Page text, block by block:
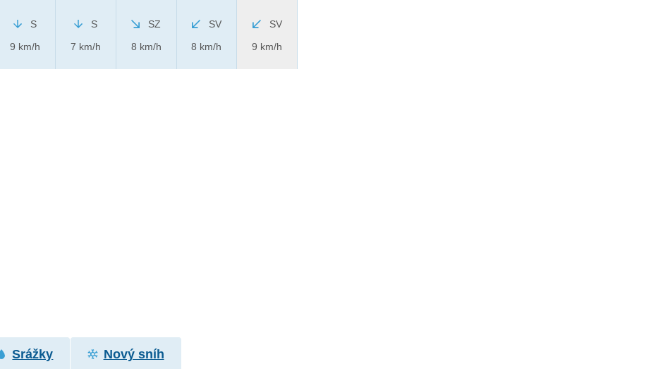
S
9 km/h
S
7 km/h
SZ
8 km/h
SV
8 km/h
SV
9 km/h
Srážky Nový sníh